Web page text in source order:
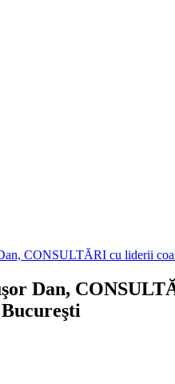
CONSULTĂRI cu liderii
Dan,